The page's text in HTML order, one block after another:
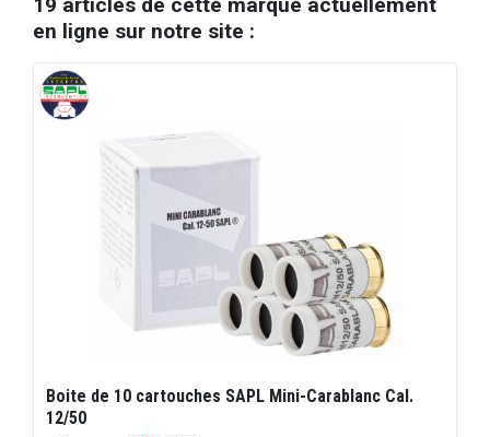
19 articles de cette marque actuellement
en ligne sur notre site :
Boite de 10 cartouches SAPL Mini-Carablanc Cal.
12/50